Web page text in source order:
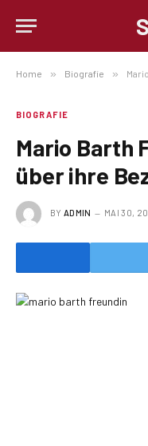
Home » Biografie »
BIOGRAFIE
Mario Barth
über ihre
BY ADMIN MAI 30,